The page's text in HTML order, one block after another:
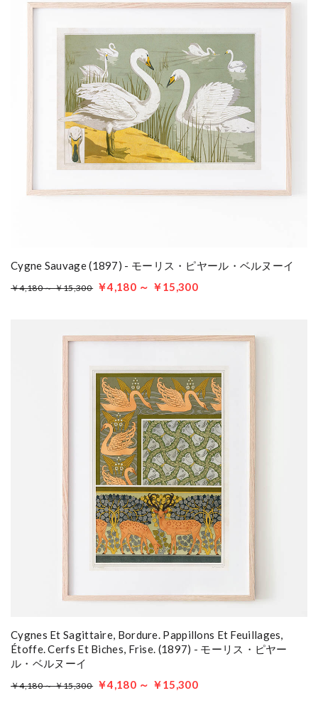
Cygne Sauvage (1897) - モーリス・ピヤール・ベルヌーイ
￥4,180 ～ ￥15,300 ￥4,180 ～ ￥15,300
Cygnes Et Sagittaire, Bordure. Pappillons Et Feuillages,
Étoffe. Cerfs Et Biches, Frise. (1897) - モーリス・ピヤー
ル・ベルヌーイ
￥4,180 ～ ￥15,300 ￥4,180 ～ ￥15,300